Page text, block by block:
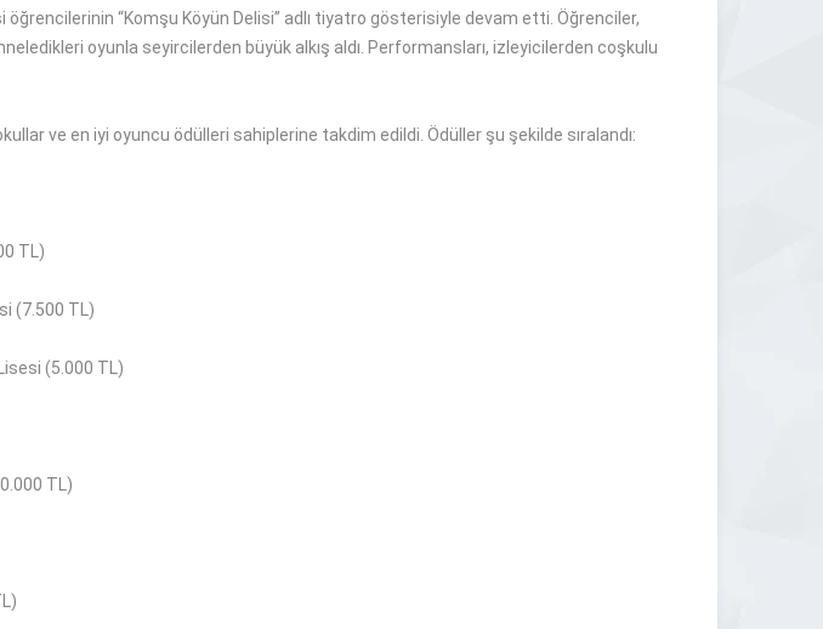
öğrencilerinin “Komşu Köyün Delisi” adlı tiyatro gösterisiyle devam etti. Öğrenciler,
oyunla seyircilerden büyük alkış aldı. Performansları, izleyicilerden coşkulu
ve en iyi oyuncu ödülleri sahiplerine takdim edildi. Ödüller şu şekilde sıralandı:
TL)
(7.500 TL)
(5.000 TL)
TL)